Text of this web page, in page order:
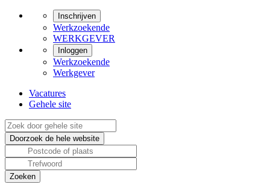
Inschrijven
Werkzoekende
WERKGEVER
Inloggen
Werkzoekende
Werkgever
Vacatures
Gehele site